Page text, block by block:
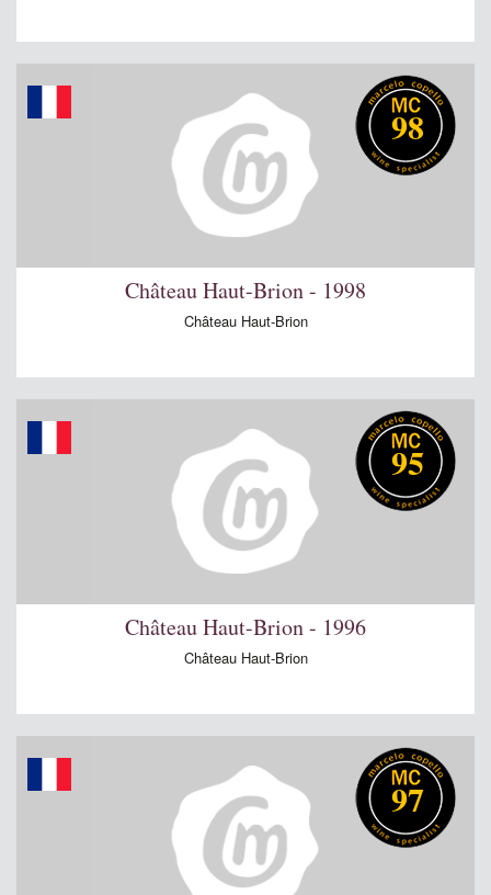
98
Château Haut-Brion - 1998
Château Haut-Brion
95
Château Haut-Brion - 1996
Château Haut-Brion
97